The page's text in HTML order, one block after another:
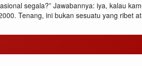
segala?” Jawabannya: iya, kalau
Tenang, ini bukan sesuatu yang ribet